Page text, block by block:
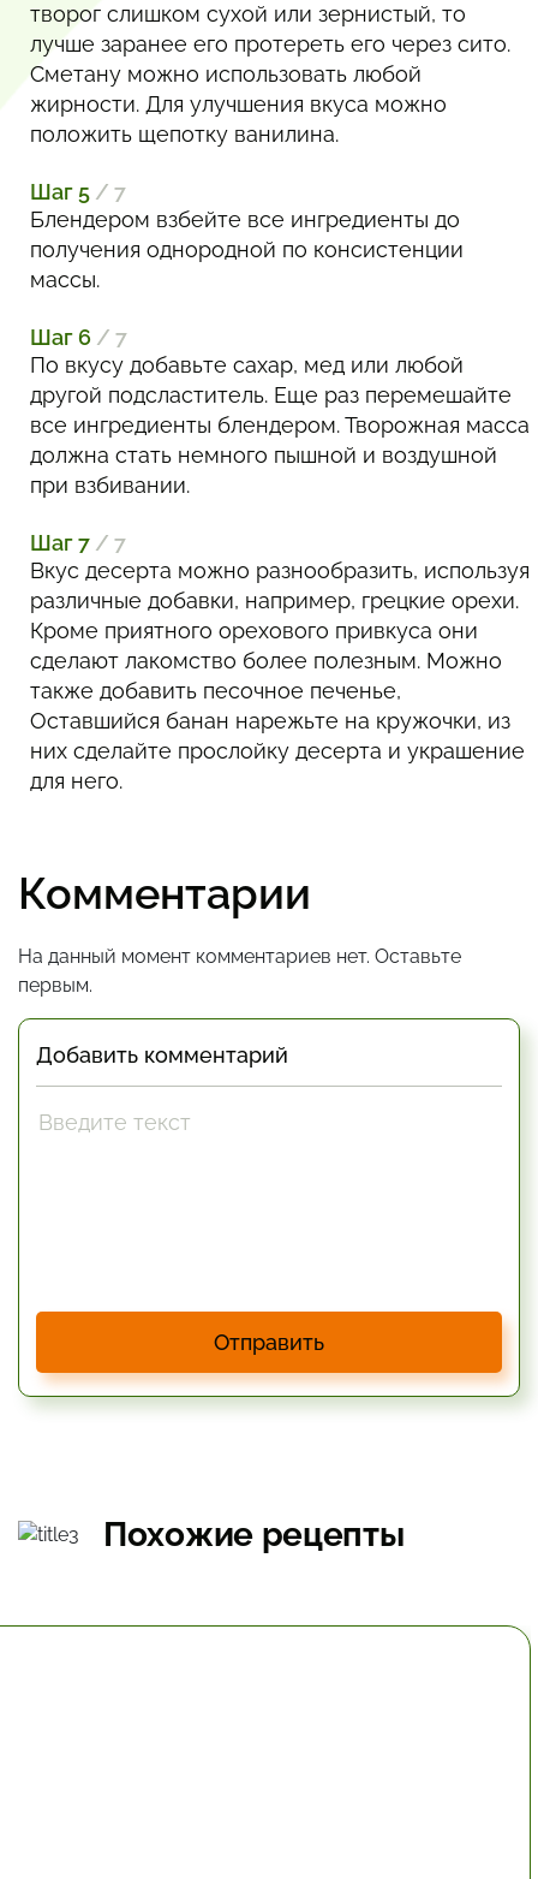
творог слишком сухой или зернистый, то
лучше заранее его протереть его через сито.
Сметану можно использовать любой
жирности. Для улучшения вкуса можно
положить щепотку ванилина.
Шаг 5 / 7
Блендером взбейте все ингредиенты до
получения однородной по консистенции
массы.
Шаг 6 / 7
По вкусу добавьте сахар, мед или любой
другой подсластитель. Еще раз перемешайте
все ингредиенты блендером. Творожная масса
должна стать немного пышной и воздушной
при взбивании.
Шаг 7 / 7
Вкус десерта можно разнообразить, используя
различные добавки, например, грецкие орехи.
Кроме приятного орехового привкуса они
сделают лакомство более полезным. Можно
также добавить песочное печенье,
Оставшийся банан нарежьте на кружочки, из
них сделайте прослойку десерта и украшение
для него.
Комментарии
На данный момент комментариев нет. Оставьте
первым.
Добавить комментарий
Отправить
Похожие рецепты